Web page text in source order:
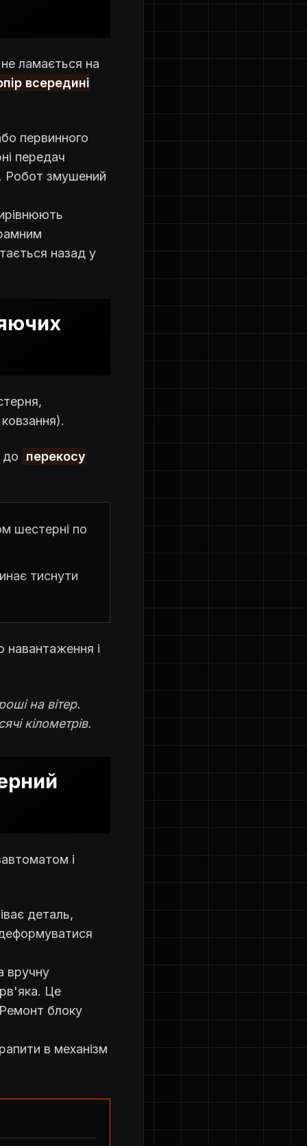
ламається на
всередині
первинного
передач
Робот змушений
назад у
до
перекосу
шестерні по
тиснути
навантаження і
на вітер.
кілометрів.
і
деталь,
вручну
Це
блоку
в механізм